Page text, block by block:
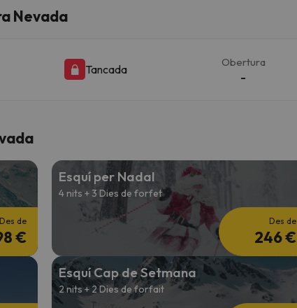
el nord. Quan trobi la seva brúixola torna.
Nevada
Tancada
Obertura
-
Des de
€
Esquí per Nadal
4 nits + 3 Dies de forfet
Des de
246 €
Esquí Cap de Setmana
2 nits + 2 Dies de forfait